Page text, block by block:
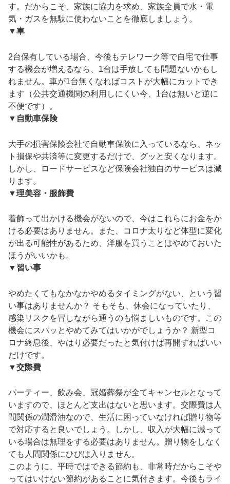
す。だからこそ、家族に協力を求め、家族全員で水・電
気・ガスを無駄に使わないことを徹底しましょう。
▼車
2台保有している場合、今後もテレワーク等で自宅で仕事
する機会が増えるなら、1台は手放しても問題ないかもし
れません。車が1台無くなればコストが大幅にカットでき
ます（公共交通機関の利用しにくい今、1台は無いと逆に
不便です）。
▼自動車保険
大手の損害保険会社で自動車保険に入っているなら、ネッ
ト損保や共済等に変更するだけで、グッと安くなります。
しかし、ロードサービスなど保険会社独自のサービスは減
ります。
▼理美容・服飾費
着飾って出かける機会がないので、今はこれらにお金をか
ける必要はありません。また、コロナ太りなど体型に変化
が出る可能性があるため、洋服を買うことはやめておいた
ほうがいいかも。
▼習い事
やめたくてもなかなかやめるタイミングがない、という習
い事はありませんか？ そもそも、休会になっていたり、
感染リスクを冒しながら通うのも悩ましいものです。この
機会にスパッとやめてみてはいかがでしょうか？ 新型コ
ロナ終息後、やはり必要だったと気付けば再開すればいい
だけです。
▼交際費
パーティー、飲み会、冠婚葬祭が全てキャンセルとなって
いますので、ほとんど支出はないと思います。交際費は人
間関係の潤滑油なので、生活に困っていなければ贈り物等
で対応すると良いでしょう。しかし、収入が大幅に減って
いる場合は無理をする必要はありません。贈り物をしなく
ても人間関係にひびは入りません。
このように、平時ではできる節約も、非常時だからこそや
ってはいけない節約があることに気付きます。今後もライ